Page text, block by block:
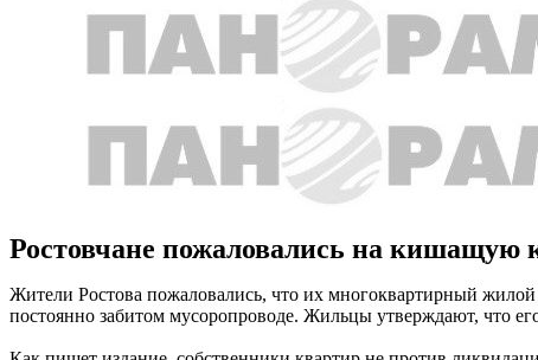
Ростовчане пожаловались на
Жители Ростова пожаловались, что их многоквартирный
постоянно забитом мусоропроводе. Жильцы утверждают, что